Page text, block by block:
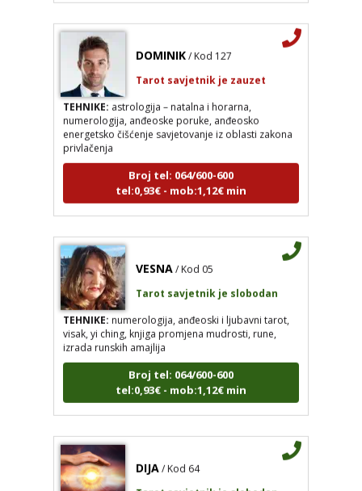
TEHNIKE:astrologija – natalna i horarna,
numerologija, anđeoske poruke, anđeosko
energetsko čišćenje savjetovanje iz oblasti zakona
privlačenja
Broj tel: 064/600-600
tel:0,93€ - mob:1,12€ min
TEHNIKE:numerologija, anđeoski i ljubavni tarot,
visak, yi ching, knjiga promjena mudrosti, rune,
izrada runskih amajlija
Broj tel: 064/600-600
tel:0,93€ - mob:1,12€ min
Tarot savjetnik je slobodan